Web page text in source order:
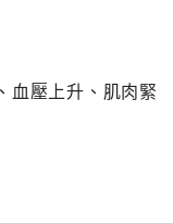
血壓上升、肌肉緊